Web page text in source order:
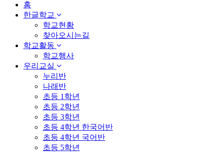
홈
한글학교
학교현황
찾아오시는길
학교활동
학교행사
우리교실
누리반
나래반
초등 1학년
초등 2학년
초등 3학년
초등 4학년 한국어반
초등 4학년 국어반
초등 5학년